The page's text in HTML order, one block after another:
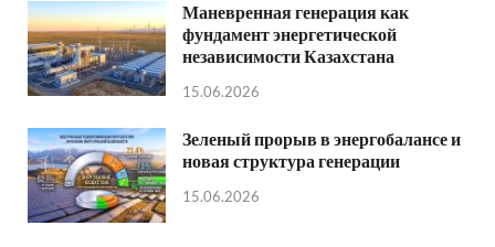
Маневренная генерация как
фундамент энергетической
независимости Казахстана
15.06.2026
Зеленый прорыв в энергобалансе и
новая структура генерации
15.06.2026